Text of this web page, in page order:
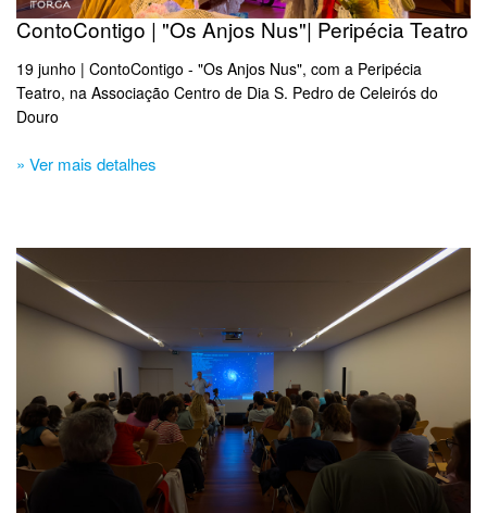
ContoContigo | "Os Anjos Nus"| Peripécia Teatro
19 junho | ContoContigo - "Os Anjos Nus", com a Peripécia
Teatro, na Associação Centro de Dia S. Pedro de Celeirós do
Douro
» Ver mais detalhes